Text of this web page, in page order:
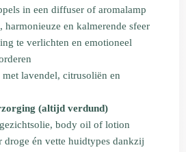
in een diffuser of aromalamp
harmonieuze en kalmerende sfeer
te verlichten en emotioneel
lavendel, citrusoliën en
(altijd verdund)
body oil of lotion
droge én vette huidtypes dankzij